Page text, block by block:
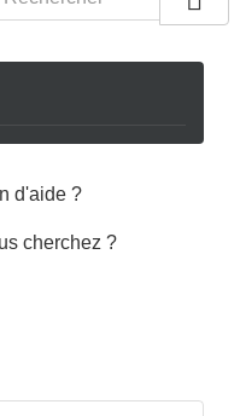
d'aide ?
cherchez ?